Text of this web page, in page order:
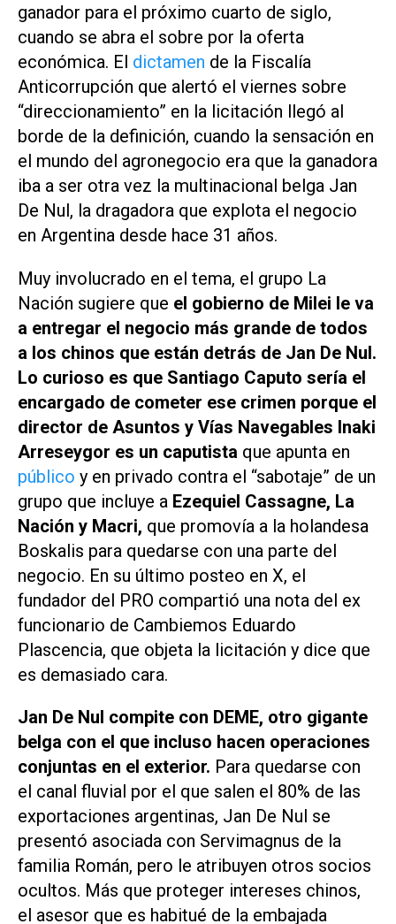
ganador para el próximo cuarto de siglo,
cuando se abra el sobre por la oferta
económica. El dictamen de la Fiscalía
Anticorrupción que alertó el viernes sobre
“direccionamiento” en la licitación llegó al
borde de la definición, cuando la sensación en
el mundo del agronegocio era que la ganadora
iba a ser otra vez la multinacional belga Jan
De Nul, la dragadora que explota el negocio
en Argentina desde hace 31 años.
Muy involucrado en el tema, el grupo La
Nación sugiere que el gobierno de Milei le va
a entregar el negocio más grande de todos
a los chinos que están detrás de Jan De Nul.
Lo curioso es que Santiago Caputo sería el
encargado de cometer ese crimen porque el
director de Asuntos y Vías Navegables Inaki
Arreseygor es un caputista que apunta en
público y en privado contra el “sabotaje” de un
grupo que incluye a Ezequiel Cassagne, La
Nación y Macri, que promovía a la holandesa
Boskalis para quedarse con una parte del
negocio. En su último posteo en X, el
fundador del PRO compartió una nota del ex
funcionario de Cambiemos Eduardo
Plascencia, que objeta la licitación y dice que
es demasiado cara.
Jan De Nul compite con DEME, otro gigante
belga con el que incluso hacen operaciones
conjuntas en el exterior. Para quedarse con
el canal fluvial por el que salen el 80% de las
exportaciones argentinas, Jan De Nul se
presentó asociada con Servimagnus de la
familia Román, pero le atribuyen otros socios
ocultos. Más que proteger intereses chinos,
el asesor que es habitué de la embajada